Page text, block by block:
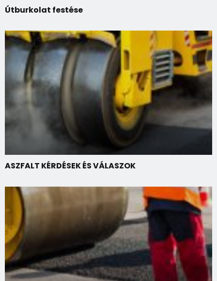
Útburkolat festése
ASZFALT KÉRDÉSEK ÉS VÁLASZOK